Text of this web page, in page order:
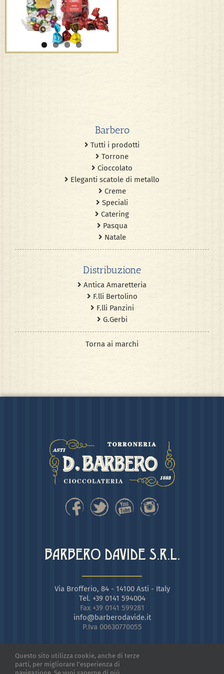
Barbero
Tutti i prodotti
Torrone
Cioccolato
Eleganti scatole di metallo
Creme
Speciali
Catering
Pasqua
Natale
Distribuzione
Antica Amaretteria
F.lli Bertolino
F.lli Panzini
G.Gerbi
Torna ai marchi
BARBERO DAVIDE S.R.L.
Via Brofferio, 84 - 14100 Asti - Italy
Tel. +39 0141 594004
Fax +39 0141 599281
info@barberodavide.it
P.Iva 00630770055
Questo sito utilizza cookie, anche di terze
parti, per migliorare l'esperienza di